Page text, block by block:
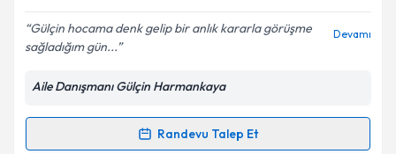
Kişisel verilerimin işlenmesine ilişkin
kapsamda işlenmesini kabul ediyorum.
Gülçin hocama denk gelip bir anlık kararla görüşme
sağladığım gün...
Devamı
Aile Danışmanı Gülçin Harmankaya
Randevu Talep Et
Randevu Takvimi Talebi